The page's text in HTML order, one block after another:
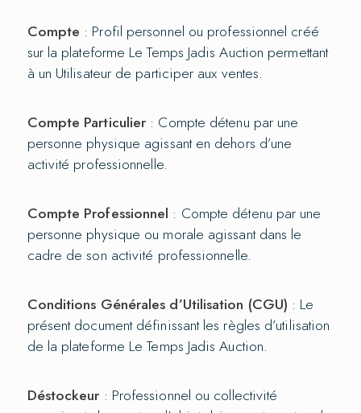
Compte : Profil personnel ou professionnel créé
sur la plateforme Le Temps Jadis Auction permettant
à un Utilisateur de participer aux ventes.
Compte Particulier : Compte détenu par une
personne physique agissant en dehors d’une
activité professionnelle.
Compte Professionnel : Compte détenu par une
personne physique ou morale agissant dans le
cadre de son activité professionnelle.
Conditions Générales d’Utilisation (CGU) : Le
présent document définissant les règles d’utilisation
de la plateforme Le Temps Jadis Auction.
Déstockeur : Professionnel ou collectivité